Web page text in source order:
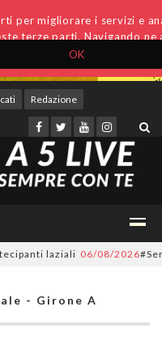
OK
per migliorare i servizi e
terze parti. Navigando
Redazione
laziali 06/08/2026
- Girone A